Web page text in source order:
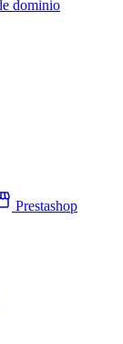
dominio
Prestashop